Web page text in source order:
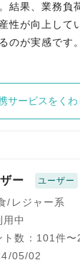
結果、業務負
性が向上して
のが実感です。
サービスをくわ
ー ユーザー
/レジャー系
中
ト数：101件〜
05/02